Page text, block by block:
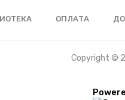
ОПЛАТА
Copyright ©